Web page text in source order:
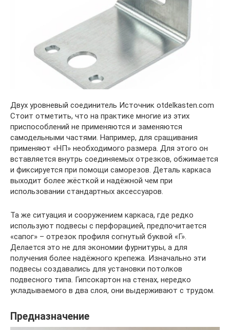
Двух уровневый соединитель Источник otdelkasten.com
Стоит отметить, что на практике многие из этих
приспособлений не применяются и заменяются
самодельными частями. Например, для сращивания
применяют «НП» необходимого размера. Для этого он
вставляется внутрь соединяемых отрезков, обжимается
и фиксируется при помощи саморезов. Деталь каркаса
выходит более жёсткой и надёжной чем при
использовании стандартных аксессуаров.
Та же ситуация и сооружением каркаса, где редко
используют подвесы с перфорацией, предпочитается
«сапог» – отрезок профиля согнутый буквой «Г».
Делается это не для экономии фурнитуры, а для
получения более надёжного крепежа. Изначально эти
подвесы создавались для установки потолков
подвесного типа. Гипсокартон на стенах, нередко
укладываемого в два слоя, они выдерживают с трудом.
Предназначение